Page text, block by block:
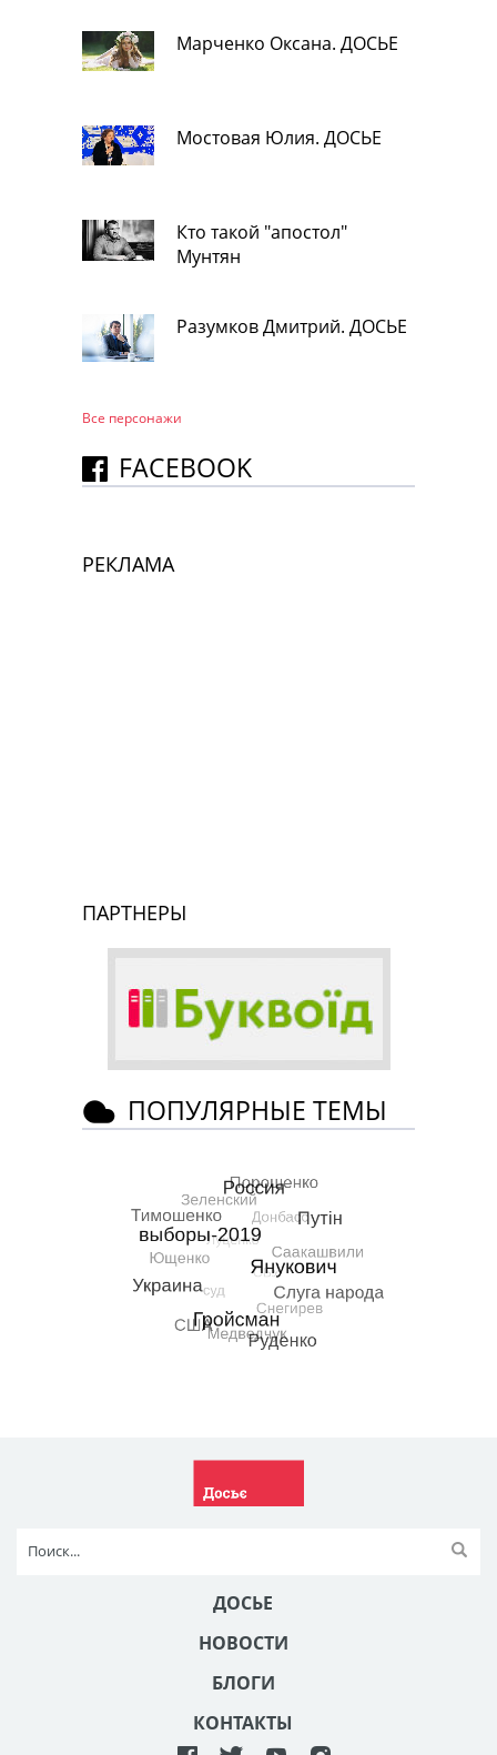
Марченко Оксана. ДОСЬЕ
Мостовая Юлия. ДОСЬЕ
Кто такой "апостол"
Мунтян
Разумков Дмитрий. ДОСЬЕ
Все персонажи
FACEBOOK
РЕКЛАМА
ПАРТНЕРЫ
ПОПУЛЯРНЫЕ ТЕМЫ
ДОСЬЕ
НОВОСТИ
БЛОГИ
КОНТАКТЫ